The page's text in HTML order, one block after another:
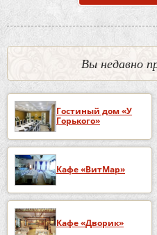
Вы недавно
Гостиный дом «У
Горького»
Кафе «ВитМар»
Кафе «Дворик»